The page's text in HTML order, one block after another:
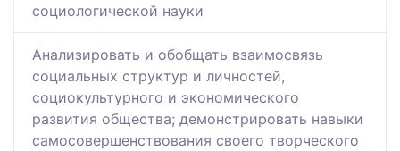
социологической науки
Aнализировать и обобщать взаимосвязь
социальных структур и личностей,
социокультурного и экономического
развития общества; демонстрировать навыки
самосовершенствования своего творческого